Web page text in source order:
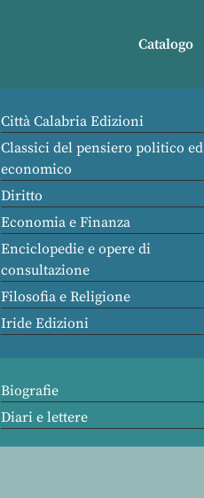
Catalogo
Città Calabria Edizioni
Classici del pensiero politico ed
economico
Diritto
Economia e Finanza
Enciclopedie e opere di
consultazione
Filosofia e Religione
Iride Edizioni
Biografie
Diari e lettere